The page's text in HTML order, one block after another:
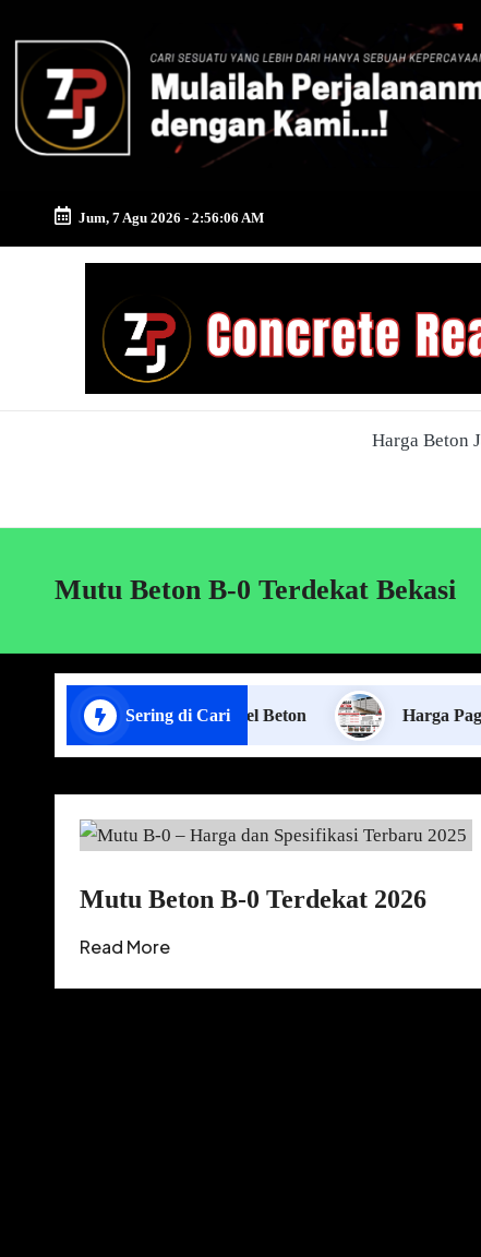
content
Jum, 7 Agu 2026 - 2:56:07 AM
Harga Beton
Mutu Beton B-0 Terdekat Bekasi
Sering di Cari
Pasang Pagar Panel Beton Harga Pagar Panel
Mutu Beton B-0 Terdekat 2026
Read More